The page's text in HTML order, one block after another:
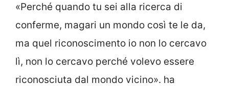
«Perché quando tu sei alla ricerca di
conferme, magari un mondo così te le da,
ma quel riconoscimento io non lo cercavo
lì, non lo cercavo perché volevo essere
riconosciuta dal mondo vicino». ha